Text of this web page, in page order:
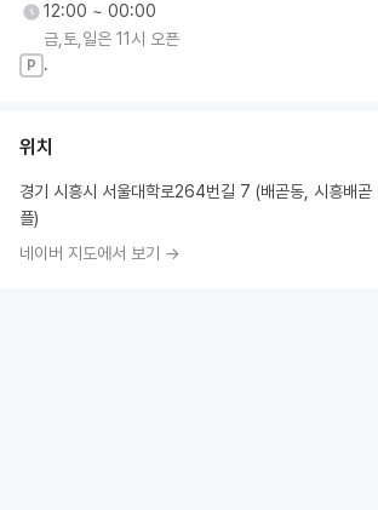
12:00 ~ 00:00
금,토,일은 11시 오픈
P .
위치
경기 시흥시 서울대학로264번길 7 (배곧동, 시흥배곧
플)
네이버 지도에서 보기 →